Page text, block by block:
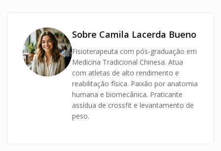
Sobre Camila Lacerda Bueno
Fisioterapeuta com pós-graduação em
Medicina Tradicional Chinesa. Atua
com atletas de alto rendimento e
reabilitação física. Paixão por anatomia
humana e biomecânica. Praticante
assídua de crossfit e levantamento de
peso.